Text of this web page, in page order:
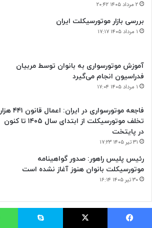
۲ مرداد ۱۴۰۵ ۲۰:۴۲
بررسی بازار موتورسیکلت ایران
۱ مرداد ۱۴۰۵ ۱۷:۱۷
آموزش موتورسواری به بانوان توسط مربیان
فدراسیون انجام می‌گیرد
۱ مرداد ۱۴۰۵ ۱۷:۰۴
فاجعه موتورسواری در ایران: اعمال قانون ۴۴۱ هزار
تخلف موتورسیکلت از ابتدای سال ۱۴۰۵ تا کنون
در پایتخت
۳۱ تیر ۱۴۰۵ ۱۷:۲۳
رئیس پلیس راهور: صدور گواهینامه
موتورسیکلت بانوان هنوز آغاز نشده است
۳۰ تیر ۱۴۰۵ ۱۶:۱۴